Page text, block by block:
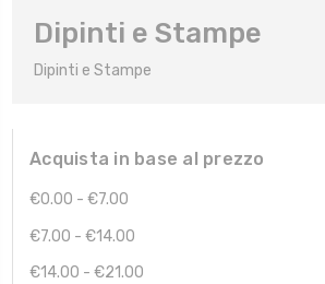
Dipinti e Stampe
Dipinti e Stampe
Acquista in base al prezzo
€0.00 - €7.00
€7.00 - €14.00
€14.00 - €21.00